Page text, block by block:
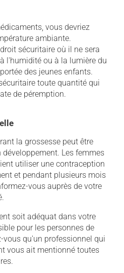
vous devriez
ambiante.
sécuritaire où il ne sera
l'humidité ou à la lumière du
des jeunes enfants.
toute quantité qui
de péremption.
la grossesse peut être
Les femmes
utiliser une contraception
et pendant plusieurs mois
vous auprès de votre
soit adéquat dans votre
pour les personnes de
vous qu'un professionnel qui
vous ait mentionné toutes